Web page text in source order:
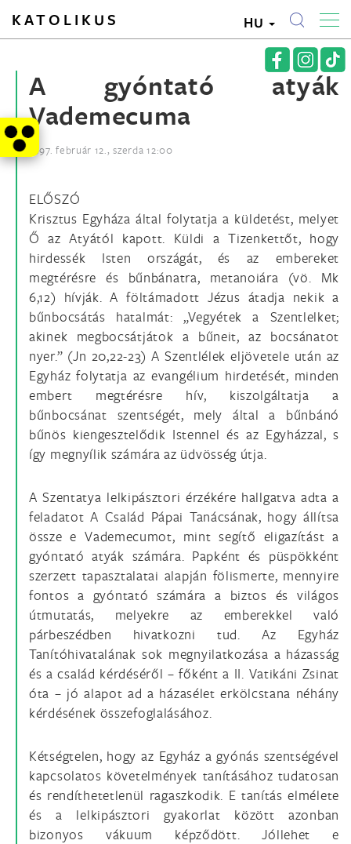
KATOLIKUS HU
A gyóntató atyák
Vademecuma
1997. február 12., szerda 12:00
ELŐSZÓ
Krisztus Egyháza által folytatja a küldetést, melyet
Ő az Atyától kapott. Küldi a Tizenkettőt, hogy
hirdessék Isten országát, és az embereket
megtérésre és bűnbánatra, metanoiára (vö. Mk
6,12) hívják. A föltámadott Jézus átadja nekik a
bűnbocsátás hatalmát: „Vegyétek a Szentlelket;
akinek megbocsátjátok a bűneit, az bocsánatot
nyer.” (Jn 20,22-23) A Szentlélek eljövetele után az
Egyház folytatja az evangélium hirdetését, minden
embert megtérésre hív, kiszolgáltatja a
bűnbocsánat szentségét, mely által a bűnbánó
bűnös kiengesztelődik Istennel és az Egyházzal, s
így megnyílik számára az üdvösség útja.
A Szentatya lelkipásztori érzékére hallgatva adta a
feladatot A Család Pápai Tanácsának, hogy állítsa
össze e Vademecumot, mint segítő eligazítást a
gyóntató atyák számára. Papként és püspökként
szerzett tapasztalatai alapján fölismerte, mennyire
fontos a gyóntató számára a biztos és világos
útmutatás, melyekre az emberekkel való
párbeszédben hivatkozni tud. Az Egyház
Tanítóhivatalának sok megnyilatkozása a házasság
és a család kérdéséről – főként a II. Vatikáni Zsinat
óta – jó alapot ad a házasélet erkölcstana néhány
kérdésének összefoglalásához.
Kétségtelen, hogy az Egyház a gyónás szentségével
kapcsolatos követelmények tanításához tudatosan
és rendíthetetlenül ragaszkodik. E tanítás elmélete
és a lelkipásztori gyakorlat között azonban
bizonyos vákuum képződött. Jóllehet e